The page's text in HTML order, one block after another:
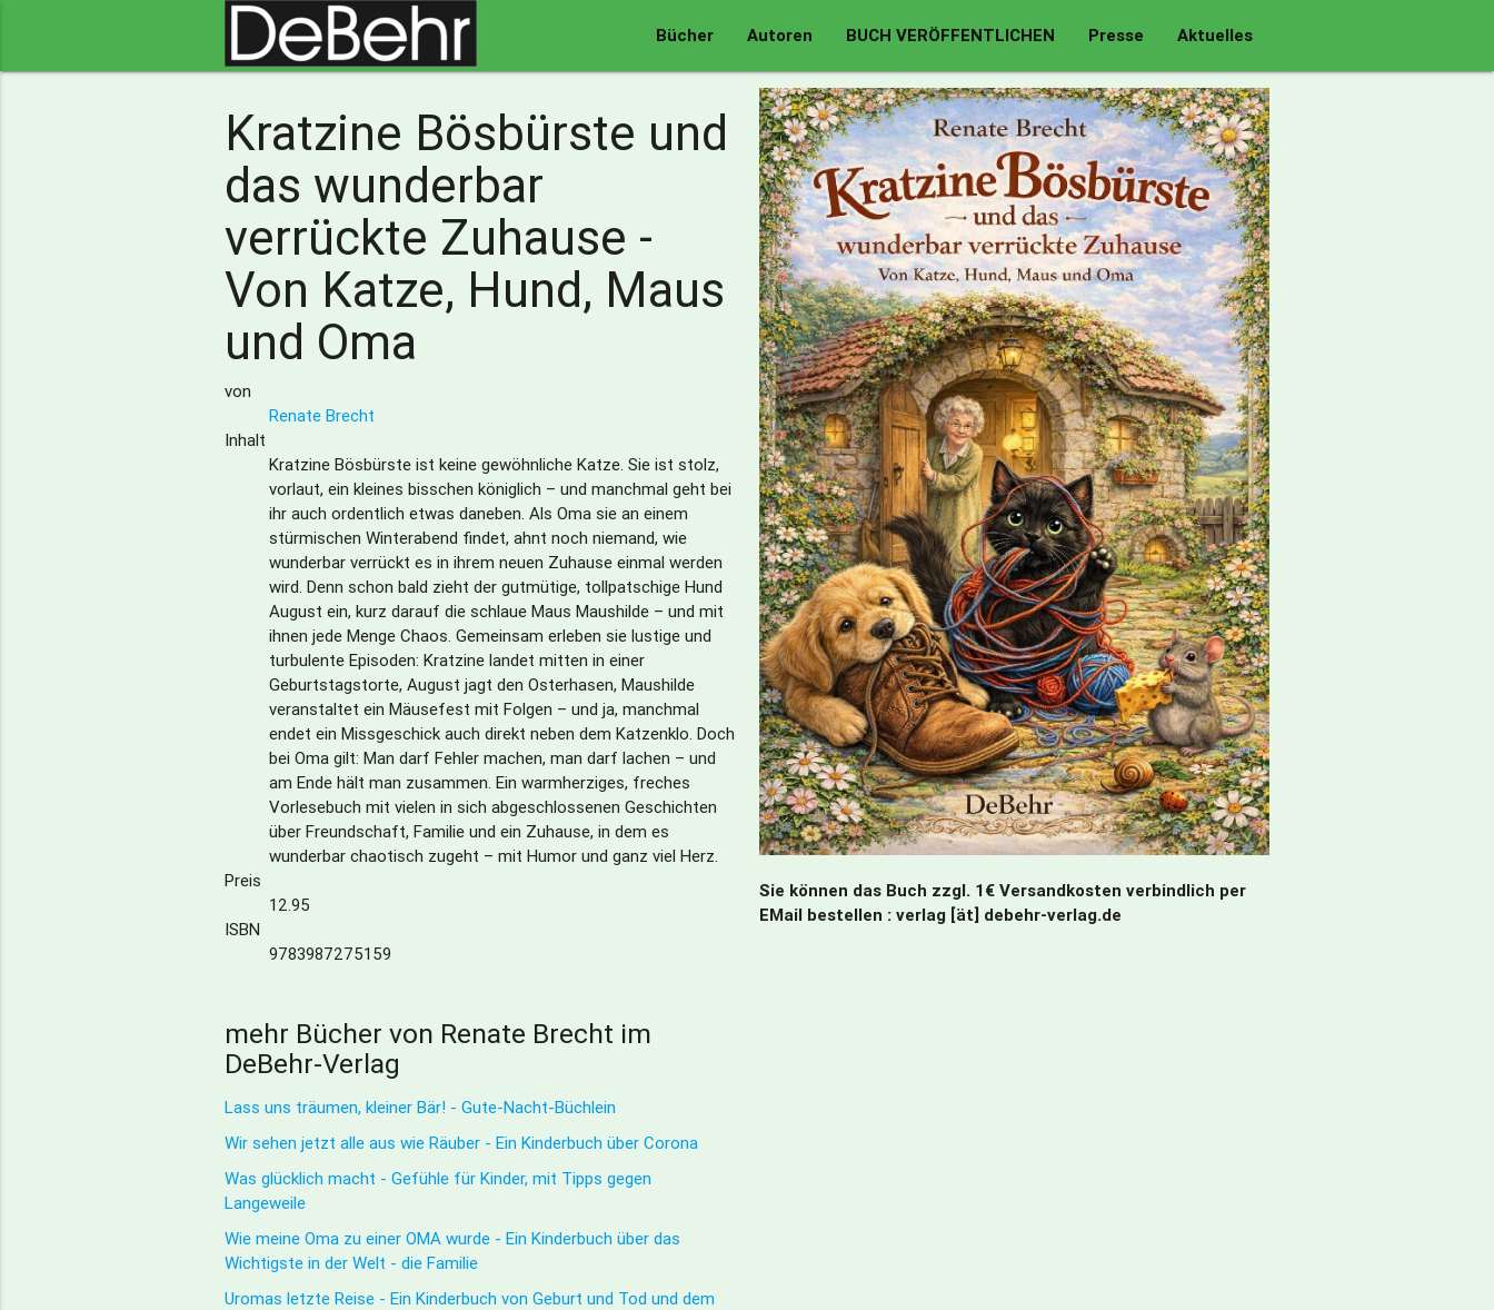
Bücher Autoren BUCH VERÖFFENTLICHEN Presse Aktuelles
Kratzine Bösbürste und
das wunderbar
verrückte Zuhause -
Von Katze, Hund, Maus
und Oma
von
Renate Brecht
Inhalt
Kratzine Bösbürste ist keine gewöhnliche Katze. Sie ist stolz,
vorlaut, ein kleines bisschen königlich – und manchmal geht bei
ihr auch ordentlich etwas daneben. Als Oma sie an einem
stürmischen Winterabend findet, ahnt noch niemand, wie
wunderbar verrückt es in ihrem neuen Zuhause einmal werden
wird. Denn schon bald zieht der gutmütige, tollpatschige Hund
August ein, kurz darauf die schlaue Maus Maushilde – und mit
ihnen jede Menge Chaos. Gemeinsam erleben sie lustige und
turbulente Episoden: Kratzine landet mitten in einer
Geburtstagstorte, August jagt den Osterhasen, Maushilde
veranstaltet ein Mäusefest mit Folgen – und ja, manchmal
endet ein Missgeschick auch direkt neben dem Katzenklo. Doch
bei Oma gilt: Man darf Fehler machen, man darf lachen – und
am Ende hält man zusammen. Ein warmherziges, freches
Vorlesebuch mit vielen in sich abgeschlossenen Geschichten
über Freundschaft, Familie und ein Zuhause, in dem es
wunderbar chaotisch zugeht – mit Humor und ganz viel Herz.
Preis
12.95
ISBN
9783987275159
Sie können das Buch zzgl. 1€ Versandkosten verbindlich per
EMail bestellen : verlag [ät] debehr-verlag.de
mehr Bücher von Renate Brecht im
DeBehr-Verlag
Lass uns träumen, kleiner Bär! - Gute-Nacht-Büchlein
Wir sehen jetzt alle aus wie Räuber - Ein Kinderbuch über Corona
Was glücklich macht - Gefühle für Kinder, mit Tipps gegen
Langeweile
Wie meine Oma zu einer OMA wurde - Ein Kinderbuch über das
Wichtigste in der Welt - die Familie
Uromas letzte Reise - Ein Kinderbuch von Geburt und Tod und dem